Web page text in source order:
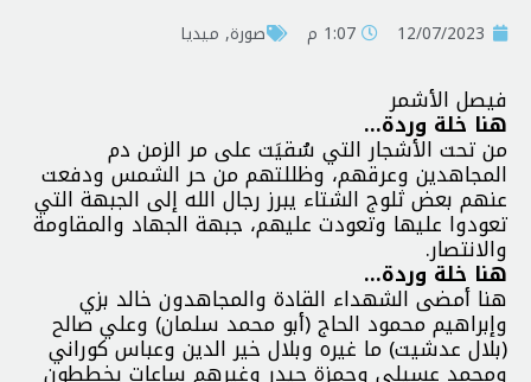
12/07/2023 1:07 م صورة, ميديا
فيصل الأشمر
هنا خلة وردة…
من تحت الأشجار التي سُقيَت على مر الزمن دم
المجاهدين وعرقهم، وظللتهم من حر الشمس ودفعت
عنهم بعض ثلوج الشتاء يبرز رجال الله إلى الجبهة التي
تعودوا عليها وتعودت عليهم، جبهة الجهاد والمقاومة
والانتصار.
هنا خلة وردة…
هنا أمضى الشهداء القادة والمجاهدون خالد بزي
وإبراهيم محمود الحاج (أبو محمد سلمان) وعلي صالح
(بلال عدشيت) ما غيره وبلال خير الدين وعباس كوراني
ومحمد عسيلي وحمزة حيدر وغيرهم ساعات يخططون